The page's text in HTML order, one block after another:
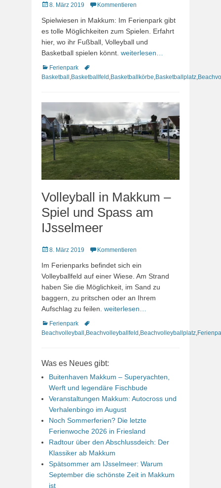
Veröffentlicht
8. März 2019 Kommentieren
Spielwiesen in Makkum: Im Ferienpark gibt
es tolle Möglichkeiten zum Spielen. Erfahrt
hier, wo ihr Fußball, Volleyball und
Basketball spielen könnt. weiterlesen…
Kategorien
Ferienpark
Schlagworte
Basketball Basketballfeld Basketballkörbe Basketballplatz
Volleyball in Makkum –
Spiel und Spass am
IJsselmeer
Veröffentlicht
8. März 2019 Kommentieren
Im Ferienparks befindet sich ein
Volleyballfeld auf einer Wiese. Am Strand
haben Sie die Möglichkeit, im Sand zu
baggern, zu pritschen oder an Ihrem
Aufschlag zu feilen. weiterlesen…
Kategorien
Ferienpark
Schlagworte
Beachvolleyball ,Beachvolleyballfeld ,Beachvolleyballplatz,
Was es Neues gibt:
Buitenhaven Makkum – Superyachten,
Werft und legendäre Fischbude
Veranstaltungen Makkum: Autocross und
Verhalenbingo im August
Noch Sommerferien? Die letzte
Ferienwoche 2026 in Friesland
Radtour über den Abschlussdeich: Der
Klassiker ab Makkum
Spätsommer am IJsselmeer: Warum
September die schönste Zeit in Makkum
ist